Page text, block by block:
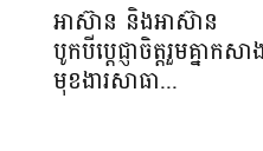
អាស៊ាន និងអាស៊ាន
បូកបីប្តេជ្ញាចិត្តរួមគ្នាកសាង
មុខងារសាធា...